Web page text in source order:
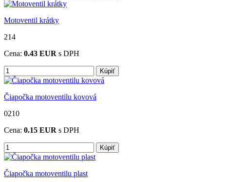
Motoventil krátky
214
Cena: 0.43 EUR s DPH
Kúpiť
Čiapočka motoventilu kovová
0210
Cena: 0.15 EUR s DPH
Kúpiť
Čiapočka motoventilu plast